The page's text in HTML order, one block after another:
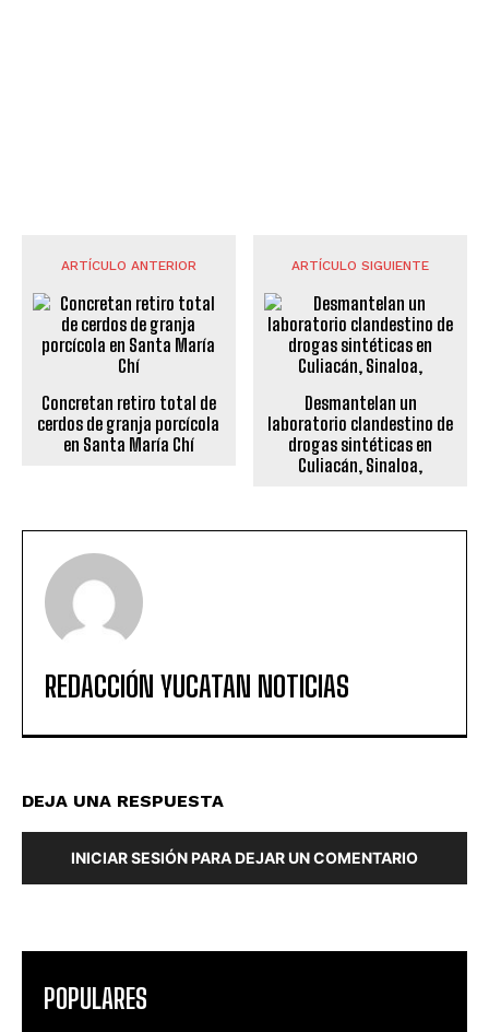
ARTÍCULO ANTERIOR
Concretan retiro total de
cerdos de granja porcícola
en Santa María Chí
ARTÍCULO SIGUIENTE
Desmantelan un
laboratorio clandestino de
drogas sintéticas en
Culiacán, Sinaloa,
REDACCIÓN YUCATAN NOTICIAS
DEJA UNA RESPUESTA
INICIAR SESIÓN PARA DEJAR UN COMENTARIO
POPULARES